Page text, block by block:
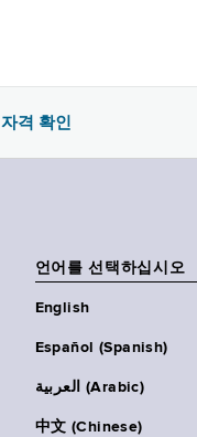
자격 확인
언어를 선택하십시오
English
Español (Spanish)
العربية (Arabic)
中文 (Chinese)